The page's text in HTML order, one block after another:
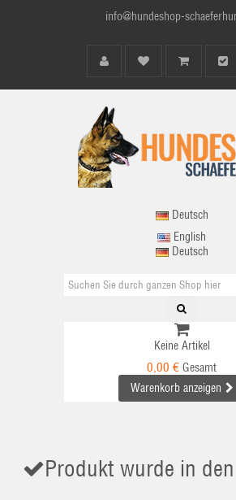
info@hundeshop-
Deutsch
English
Deutsch
Keine Artikel
0,00 € Gesamt
Warenkorb anzeigen
Produkt wurde in